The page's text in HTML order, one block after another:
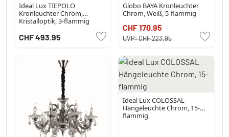
Ideal Lux TIEPOLO
Kronleuchter Chrom,
Kristalloptik, 3-flammig
CHF 493.95
Globo BAYA Kronleuchter
Chrom, Weiß, 5-flammig
CHF 170.95
UVP:CHF 223.95
Ideal Lux COLOSSAL
Hängeleuchte Chrom, 15-
flammig